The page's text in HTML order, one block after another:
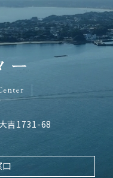
三重大学海女研究センター
吉1731-68